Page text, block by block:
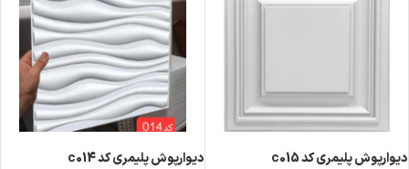
دیوارپوش پلیمری کد c015 دیوارپوش پلیمری کد c014